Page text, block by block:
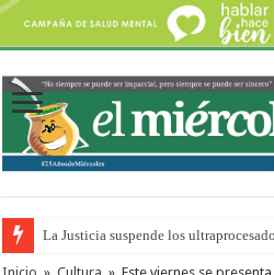
La Justicia suspende los
Se presentará la obra “La Runfla de